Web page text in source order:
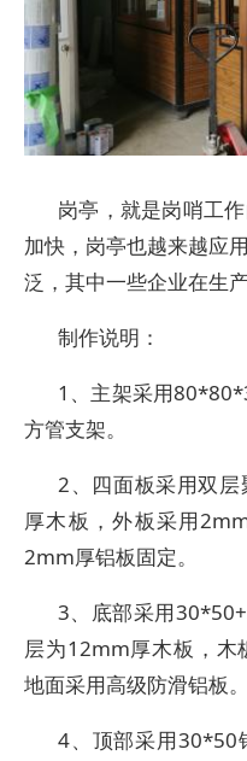
岗亭，就是岗哨工
加快，岗亭也越来越应
泛，其中一些企业在生
制作说明：
1、主架采用
方管支架。
2、四面板采用双
厚木板，外板采用
2mm厚铝板固定。
3、底部采用
层为12mm厚木板，木
地面采用高级防滑铝板。
4、顶部采用30*50